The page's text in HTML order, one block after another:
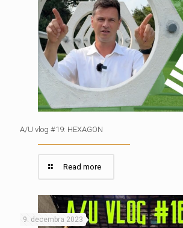
A/U vlog #19: HEXAGON
Read more
9. decembra 2023